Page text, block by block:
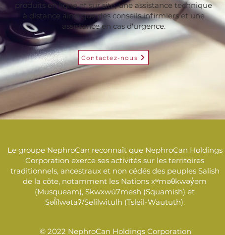
produits en ligne et sur site, une assistance technique
à distance ainsi que des conseils infirmiers et une
assistance en cas d'urgence.
Contactez-nous
Le groupe NephroCan reconnaît que NephroCan Holdings
Corporation exerce ses activités sur les territoires
traditionnels, ancestraux et non cédés des peuples Salish
de la côte, notamment les Nations xʷməθkwəy̓əm
(Musqueam), Skwxwú7mesh (Squamish) et
Səl̓ílwətaʔ/Selilwitulh (Tsleil-Waututh).
© 2022 NephroCan Holdings Corporation